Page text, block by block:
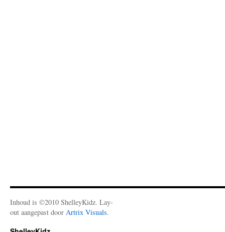
Inhoud is ©2010 ShelleyKidz. Lay-
out aangepast door Artrix Visuals.